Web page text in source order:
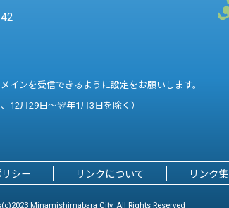
ンを受信できるように設定をお願いします。
12月29日～翌年1月3日を除く）
シー リンクについて リンク集
Minamishimabara City. All Rights Reserved